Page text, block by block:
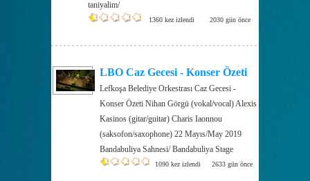
taniyalim/
1360 kez izlendi 2030 gün önce
LBO Caz Gecesi - Konser Özeti
Lefkoşa Belediye Orkestrası Caz Gecesi -
Konser Özeti Nihan Görgü (vokal/vocal) Alexis
Kasinos (gitar/guitar) Charis Iaonnou
(saksofon/saxophone) 22 Mayıs/May 2019
Bandabuliya Sahnesi/ Bandabuliya Stage
1090 kez izlendi 2633 gün önce